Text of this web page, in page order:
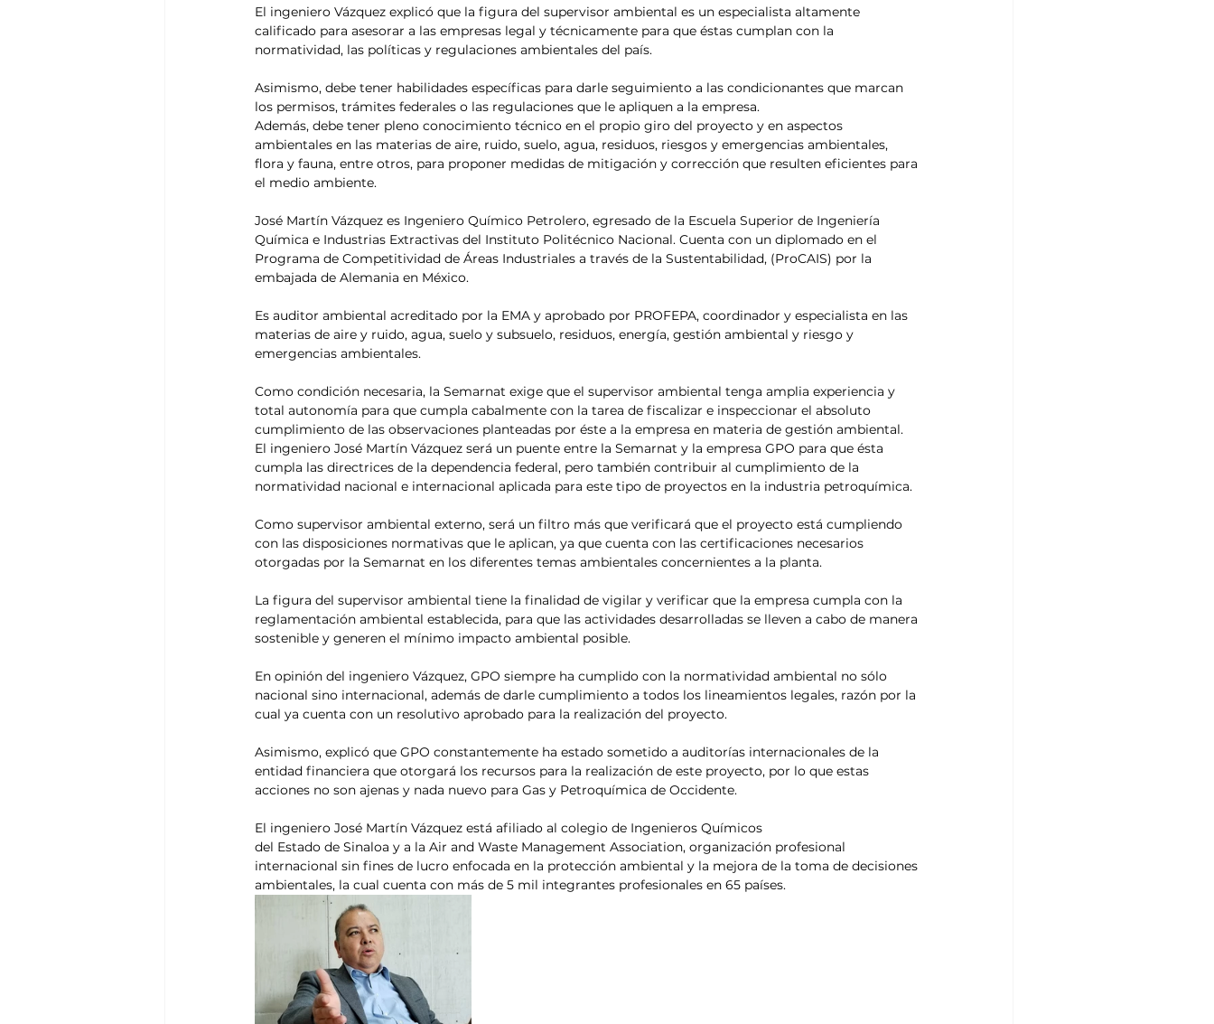
El ingeniero Vázquez explicó que la figura del supervisor ambiental es un especialista altamente
calificado para asesorar a las empresas legal y técnicamente para que éstas cumplan con la
normatividad, las políticas y regulaciones ambientales del país.
Asimismo, debe tener habilidades específicas para darle seguimiento a las condicionantes que marcan
los permisos, trámites federales o las regulaciones que le apliquen a la empresa.
Además, debe tener pleno conocimiento técnico en el propio giro del proyecto y en aspectos
ambientales en las materias de aire, ruido, suelo, agua, residuos, riesgos y emergencias ambientales,
flora y fauna, entre otros, para proponer medidas de mitigación y corrección que resulten eficientes para
el medio ambiente.
José Martín Vázquez es Ingeniero Químico Petrolero, egresado de la Escuela Superior de Ingeniería
Química e Industrias Extractivas del Instituto Politécnico Nacional. Cuenta con un diplomado en el
Programa de Competitividad de Áreas Industriales a través de la Sustentabilidad, (ProCAIS) por la
embajada de Alemania en México.
Es auditor ambiental acreditado por la EMA y aprobado por PROFEPA, coordinador y especialista en las
materias de aire y ruido, agua, suelo y subsuelo, residuos, energía, gestión ambiental y riesgo y
emergencias ambientales.
Como condición necesaria, la Semarnat exige que el supervisor ambiental tenga amplia experiencia y
total autonomía para que cumpla cabalmente con la tarea de fiscalizar e inspeccionar el absoluto
cumplimiento de las observaciones planteadas por éste a la empresa en materia de gestión ambiental.
El ingeniero José Martín Vázquez será un puente entre la Semarnat y la empresa GPO para que ésta
cumpla las directrices de la dependencia federal, pero también contribuir al cumplimiento de la
normatividad nacional e internacional aplicada para este tipo de proyectos en la industria petroquímica.
Como supervisor ambiental externo, será un filtro más que verificará que el proyecto está cumpliendo
con las disposiciones normativas que le aplican, ya que cuenta con las certificaciones necesarios
otorgadas por la Semarnat en los diferentes temas ambientales concernientes a la planta.
La figura del supervisor ambiental tiene la finalidad de vigilar y verificar que la empresa cumpla con la
reglamentación ambiental establecida, para que las actividades desarrolladas se lleven a cabo de manera
sostenible y generen el mínimo impacto ambiental posible.
En opinión del ingeniero Vázquez, GPO siempre ha cumplido con la normatividad ambiental no sólo
nacional sino internacional, además de darle cumplimiento a todos los lineamientos legales, razón por la
cual ya cuenta con un resolutivo aprobado para la realización del proyecto.
Asimismo, explicó que GPO constantemente ha estado sometido a auditorías internacionales de la
entidad financiera que otorgará los recursos para la realización de este proyecto, por lo que estas
acciones no son ajenas y nada nuevo para Gas y Petroquímica de Occidente.
El ingeniero José Martín Vázquez está afiliado al colegio de Ingenieros Químicos
del Estado de Sinaloa y a la Air and Waste Management Association, organización profesional
internacional sin fines de lucro enfocada en la protección ambiental y la mejora de la toma de decisiones
ambientales, la cual cuenta con más de 5 mil integrantes profesionales en 65 países.